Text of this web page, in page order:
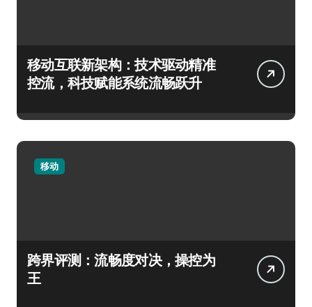
移动互联新架构：技术驱动精准
控流，科技赋能系统流畅跃升
移动
跨界评测：流畅度对决，操控为
王